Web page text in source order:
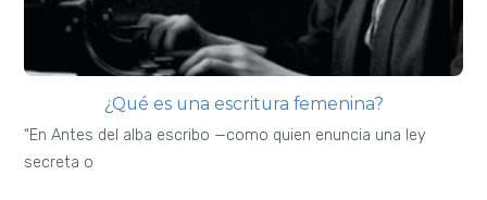
¿Qué es una escritura femenina?
“En Antes del alba escribo —como quien enuncia una ley
secreta o